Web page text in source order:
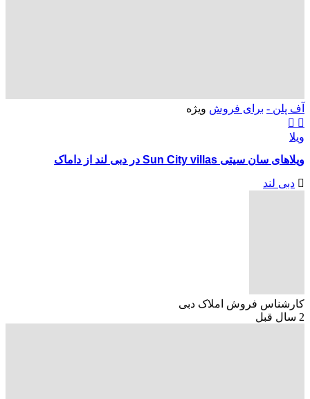
آف پلن - برای فروش ویژه
ویلا
ویلاهای سان سیتی Sun City villas در دبی لند از داماک
دبی لند
کارشناس فروش املاک دبی
2 سال قبل